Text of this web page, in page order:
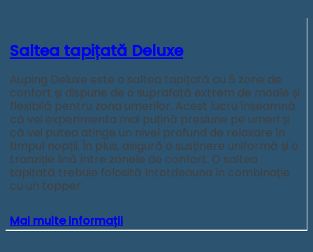
Saltea tapițată Deluxe
Auping Deluxe este o saltea tapițată cu 5 zone de
confort și dispune de o suprafață extrem de moale și
flexibilă pentru zona umerilor. Acest lucru înseamnă
că vei experimenta mai puțină presiune pe umeri și
că vei putea atinge un nivel profund de relaxare în
timpul nopții. În plus, asigură o susținere uniformă și o
tranziție lină între zonele de confort. O saltea
tapițată trebuie folosită întotdeauna în combinație
cu un topper.
Mai multe informații